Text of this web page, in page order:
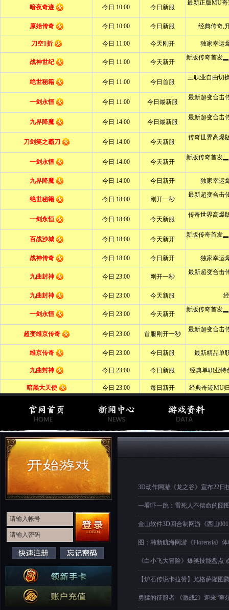
3D动作网游《龙之谷》宣布22日
一看吓一跳：雷死人不偿命的囧
金山软件3D回合制网游《西山
图：韩新航海网游《Florensia》
《白小飞大冒险》爆笑技能盘点
【炉石传说卡拉赞】尤格萨隆图
勇猛的征服者 《激战2》迎来“查